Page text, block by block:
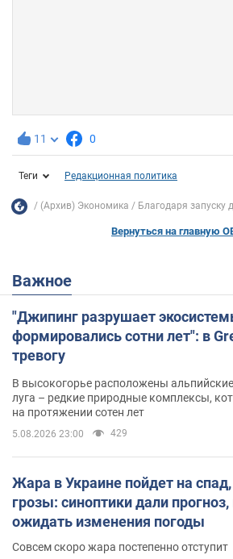
11 0
Теги Редакционная политика
(Архив) Экономика Благодаря запуску
Вернуться на главную
Важное
"Джипинг разрушает
формировались сотни лет": в
тревогу
В высокогорье расположены
луга – редкие природные комплексы,
на протяжении сотен лет
5.08.2026 23:00 429
Жара в Украине пойдет на
грозы: синоптики дали прогноз,
ожидать изменения погоды
Совсем скоро жара постепенно отступит